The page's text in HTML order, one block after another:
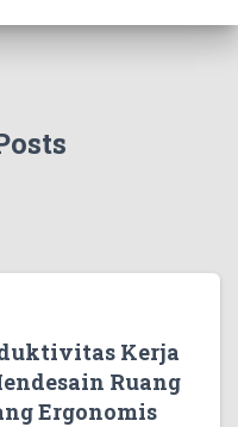
Kerja
Ruang
Ergonomis